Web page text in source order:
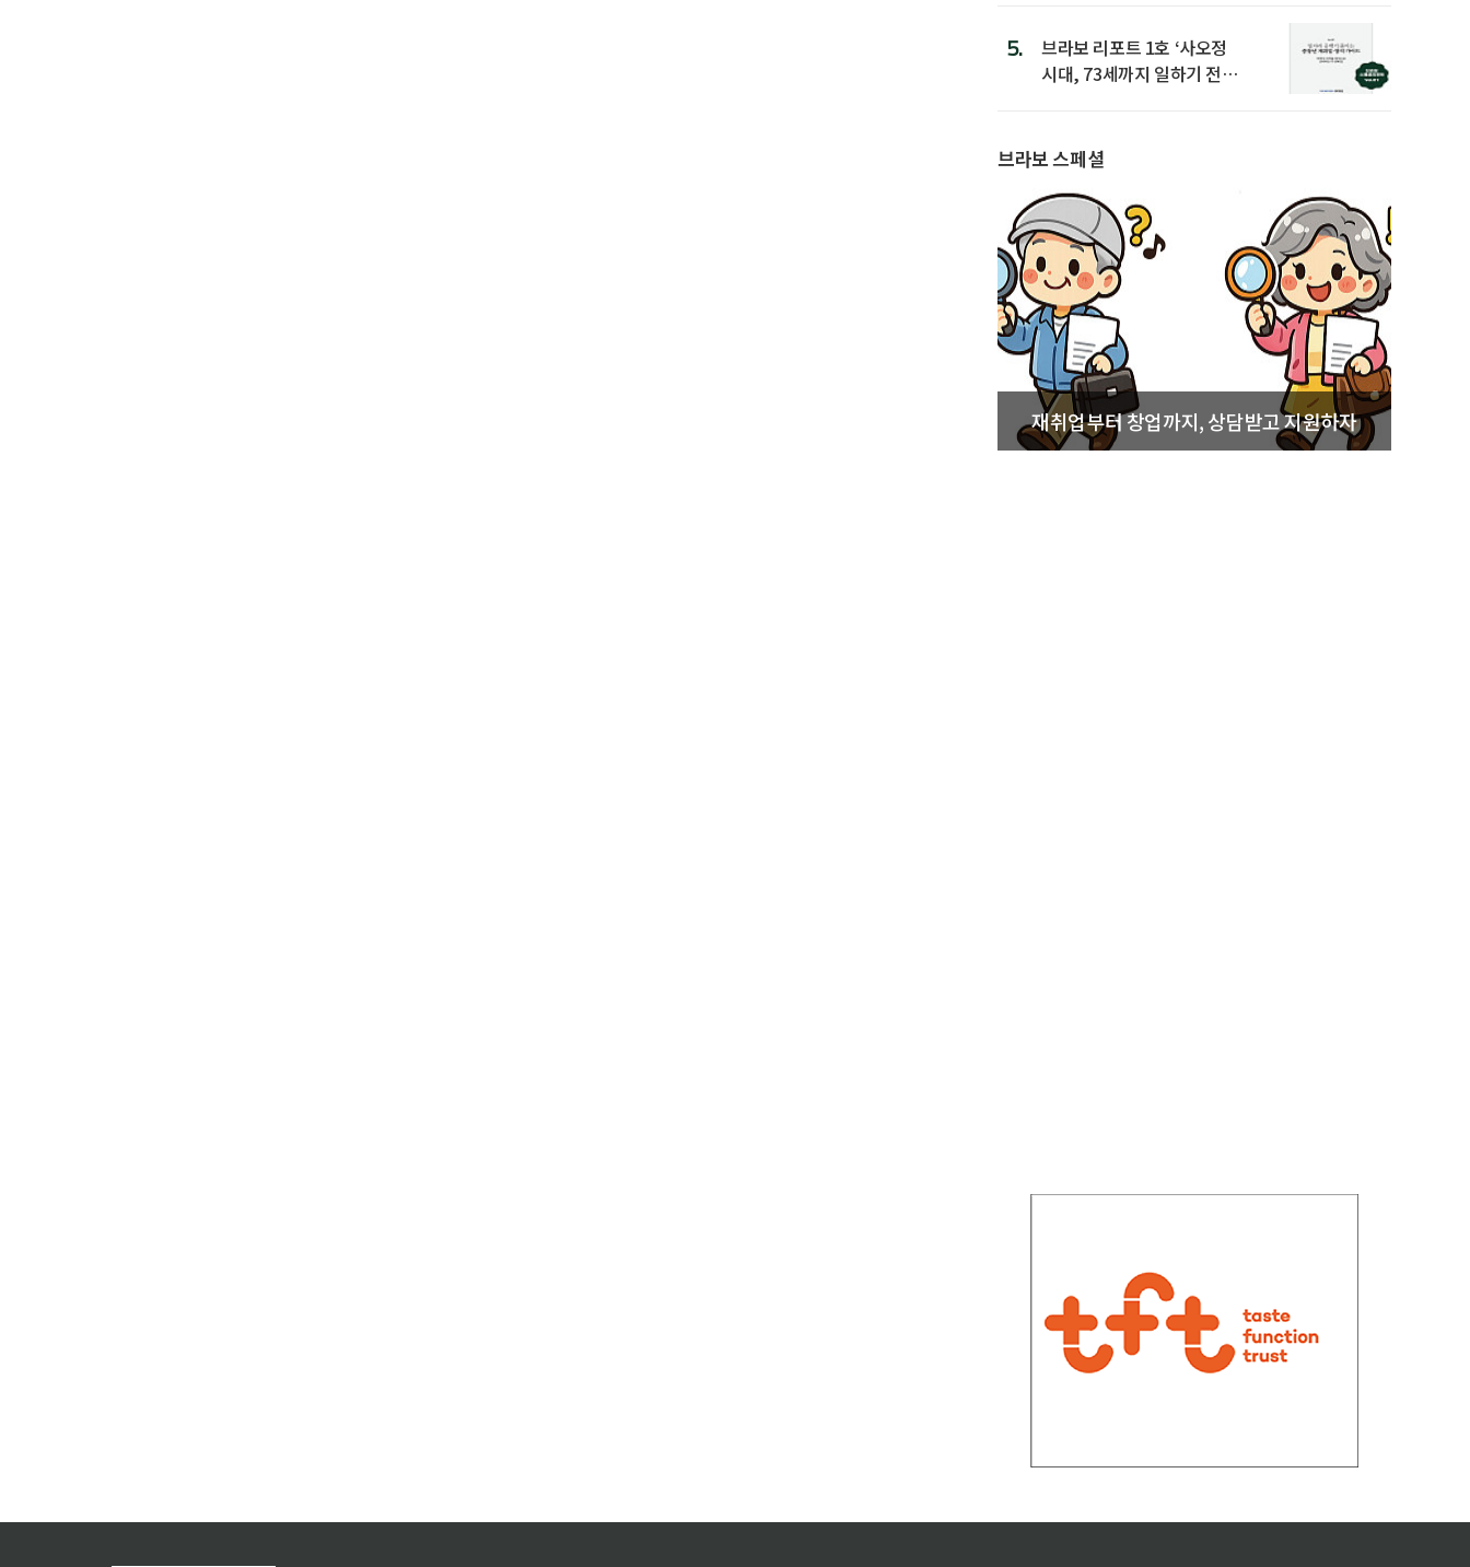
5.
브라보 리포트 1호 ‘사오정
시대, 73세까지 일하기 전략’
브라보 스페셜
재취업부터 창업까지, 상담받고 지원하자